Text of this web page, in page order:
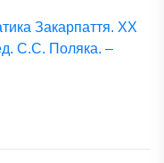
Закарпаття. ХХ
С.С. Поляка. –